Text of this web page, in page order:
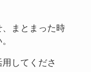
まとまった時
してくださ